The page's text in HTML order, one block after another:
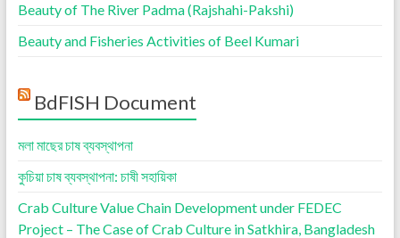
Beauty of The River Padma (Rajshahi-Pakshi)
Beauty and Fisheries Activities of Beel Kumari
BdFISH Document
মলা মাছের চাষ ব্যবস্থাপনা
কুচিয়া চাষ ব্যবস্থাপনা: চাষী সহায়িকা
Crab Culture Value Chain Development under FEDEC
Project – The Case of Crab Culture in Satkhira, Bangladesh